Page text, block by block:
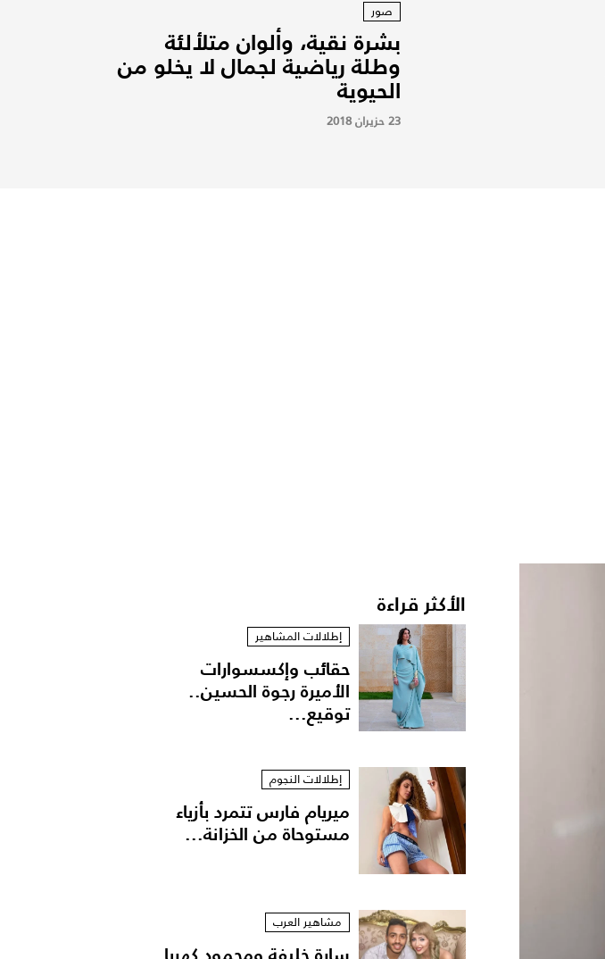
صور
بشرة نقية، وألوان متلألئة
وطلة رياضية لجمال لا يخلو من
الحيوية
23 حزيران 2018
الأكثر قراءة
إطلالات المشاهير
حقائب وإكسسوارات
الأميرة رجوة الحسين..
توقيع...
إطلالات النجوم
ميريام فارس تتمرد بأزياء
مستوحاة من الخزانة...
مشاهير العرب